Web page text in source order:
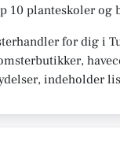
10 planteskoler og
for dig i
indeholder